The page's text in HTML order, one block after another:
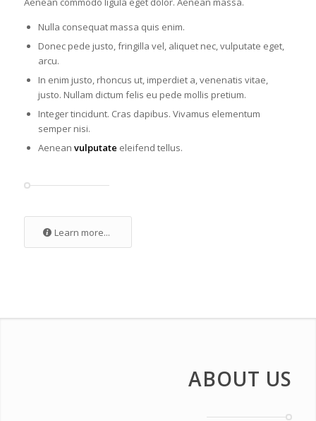
Nulla consequat massa quis enim.
Donec pede justo, fringilla vel, aliquet nec, vulputate eget,
arcu.
In enim justo, rhoncus ut, imperdiet a, venenatis vitae,
justo. Nullam dictum felis eu pede mollis pretium.
Integer tincidunt. Cras dapibus. Vivamus elementum
semper nisi.
Aenean vulputate eleifend tellus.
Learn more...
ABOUT US